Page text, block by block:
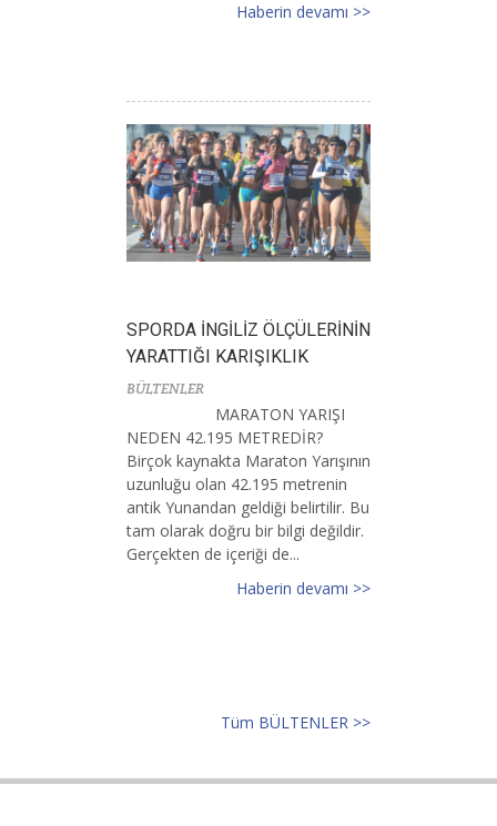
Haberin devamı >>
SPORDA İNGİLİZ ÖLÇÜLERİNİN
YARATTIĞI KARIŞIKLIK
BÜLTENLER
MARATON YARIŞI
NEDEN 42.195 METREDİR?
Birçok kaynakta Maraton Yarışının
uzunluğu olan 42.195 metrenin
antik Yunandan geldiği belirtilir. Bu
tam olarak doğru bir bilgi değildir.
Gerçekten de içeriği de...
Haberin devamı >>
Tüm BÜLTENLER >>